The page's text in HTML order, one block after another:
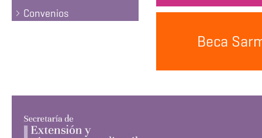
Convenios
Beca